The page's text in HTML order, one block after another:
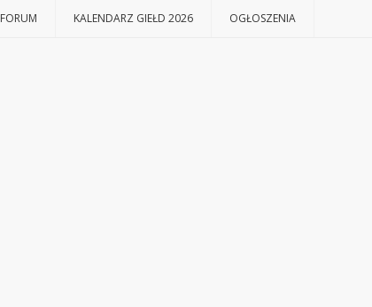
FORUM KALENDARZ GIEŁD 2026 OGŁOSZENIA